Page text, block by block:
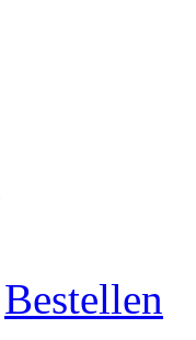
Bestellen